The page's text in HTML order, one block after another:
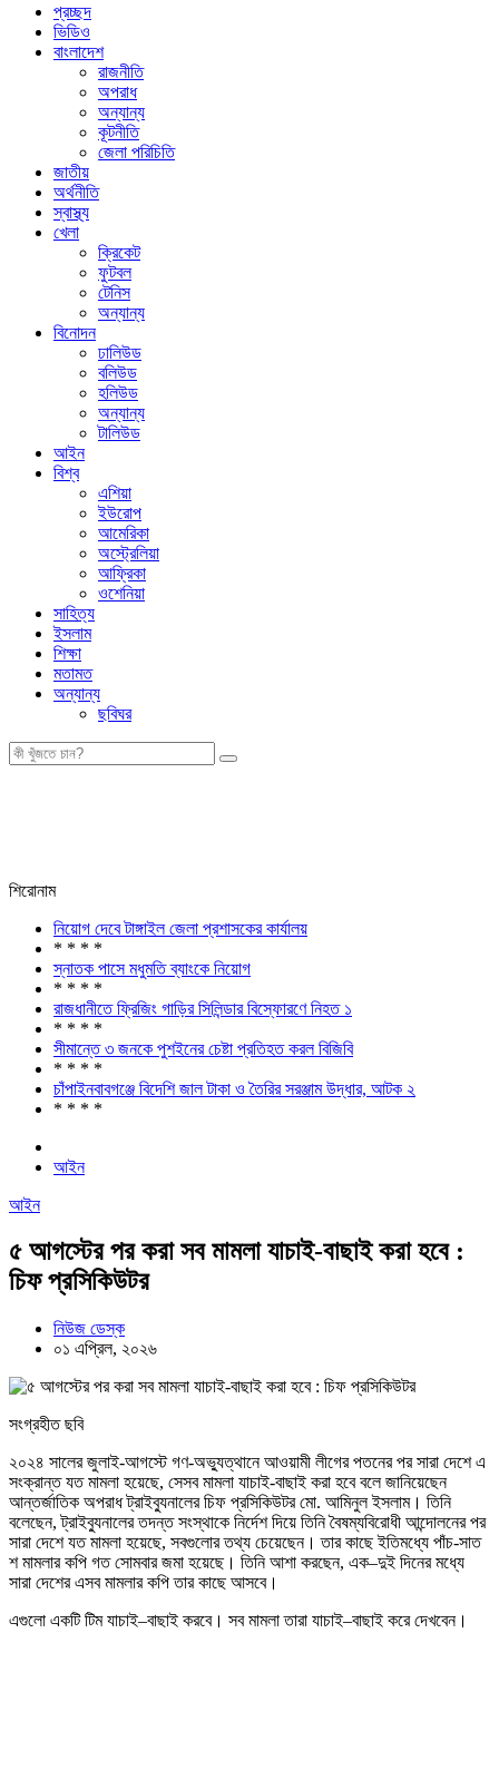
প্রচ্ছদ
ভিডিও
বাংলাদেশ
রাজনীতি
অপরাধ
অন্যান্য
কূটনীতি
জেলা পরিচিতি
জাতীয়
অর্থনীতি
স্বাস্থ্য
খেলা
ক্রিকেট
ফুটবল
টেনিস
অন্যান্য
বিনোদন
ঢালিউড
বলিউড
হলিউড
অন্যান্য
টালিউড
আইন
বিশ্ব
এশিয়া
ইউরোপ
আমেরিকা
অস্ট্রেলিয়া
আফ্রিকা
ওশেনিয়া
সাহিত্য
ইসলাম
শিক্ষা
মতামত
অন্যান্য
ছবিঘর
শিরোনাম
নিয়োগ দেবে টাঙ্গাইল জেলা প্রশাসকের কার্যালয়
* * * *
স্নাতক পাসে মধুমতি ব্যাংকে নিয়োগ
* * * *
রাজধানীতে ফ্রিজিং গাড়ির সিলিন্ডার বিস্ফোরণে নিহত ১
* * * *
সীমান্তে ৩ জনকে পুশইনের চেষ্টা প্রতিহত করল বিজিবি
* * * *
চাঁপাইনবাবগঞ্জে বিদেশি জাল টাকা ও তৈরির সরঞ্জাম উদ্ধার, আটক ২
* * * *
আইন
আইন
৫ আগস্টের পর করা সব মামলা যাচাই-বাছাই করা হবে :
চিফ প্রসিকিউটর
নিউজ ডেস্ক
০১ এপ্রিল, ২০২৬
সংগ্রহীত ছবি
২০২৪ সালের জুলাই-আগস্টে গণ-অভ্যুত্থানে আওয়ামী লীগের পতনের পর সারা দেশে এ
সংক্রান্ত যত মামলা হয়েছে, সেসব মামলা যাচাই-বাছাই করা হবে বলে জানিয়েছেন
আন্তর্জাতিক অপরাধ ট্রাইব্যুনালের চিফ প্রসিকিউটর মো. আমিনুল ইসলাম। তিনি
বলেছেন, ট্রাইব্যুনালের তদন্ত সংস্থাকে নির্দেশ দিয়ে তিনি বৈষম্যবিরোধী আন্দোলনের পর
সারা দেশে যত মামলা হয়েছে, সবগুলোর তথ্য চেয়েছেন। তার কাছে ইতিমধ্যে পাঁচ-সাত
শ মামলার কপি গত সোমবার জমা হয়েছে। তিনি আশা করছেন, এক–দুই দিনের মধ্যে
সারা দেশের এসব মামলার কপি তার কাছে আসবে।
এগুলো একটি টিম যাচাই–বাছাই করবে। সব মামলা তারা যাচাই–বাছাই করে দেখবেন।